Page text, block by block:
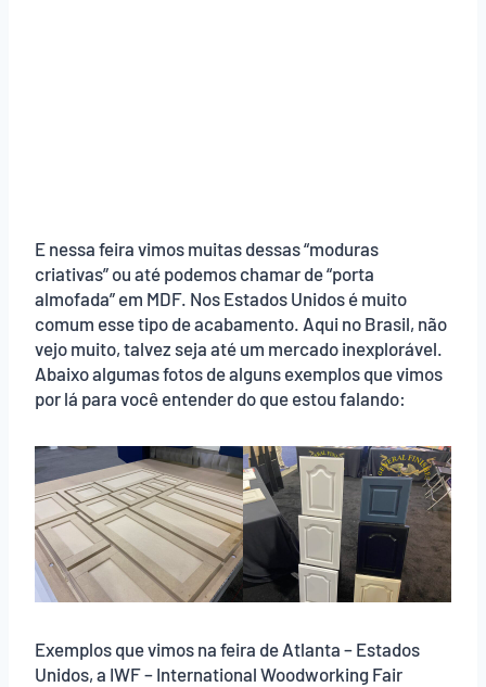
E nessa feira vimos muitas dessas “moduras
criativas” ou até podemos chamar de “porta
almofada” em MDF. Nos Estados Unidos é muito
comum esse tipo de acabamento. Aqui no Brasil, não
vejo muito, talvez seja até um mercado inexplorável.
Abaixo algumas fotos de alguns exemplos que vimos
por lá para você entender do que estou falando:
Exemplos que vimos na feira de Atlanta – Estados
Unidos, a IWF – International Woodworking Fair